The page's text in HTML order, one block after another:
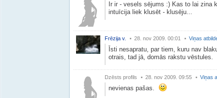
Ir ir - vesels sējums :) Kas to lai zina
intuīcija liek klusēt - klusēju...
Frēzija v. 28. nov 2009. 00:01 Viņas
Īsti nesapratu, par tiem, kuru nav
otrais, tad jā, domās rakstu vēstules.
Dzēsts profils 28. nov 2009. 09:55 Viņas
nevienas pašas.